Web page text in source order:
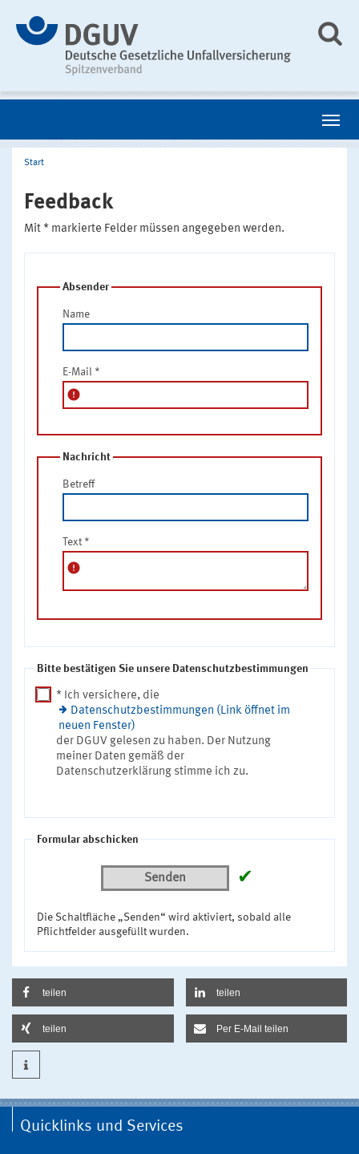
Start
Feedback
Mit * markierte Felder müssen angegeben werden.
Absender
Name
E-Mail *
error
Nachricht
Betreff
Text *
error
Bitte bestätigen Sie unsere Datenschutzbestimmungen
* Ich versichere, die
Datenschutzbestimmungen (Link öffnet im
neuen Fenster)
der DGUV gelesen zu haben. Der Nutzung
meiner Daten gemäß der
Datenschutzerklärung stimme ich zu.
Formular abschicken
Senden ✔
Die Schaltfläche „Senden“ wird aktiviert, sobald alle
Pflichtfelder ausgefüllt wurden.
teilen teilen
teilen Per E-Mail teilen
Quicklinks und Services